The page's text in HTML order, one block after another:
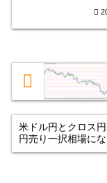
米ドル円とクロス円
円売り一択相場に